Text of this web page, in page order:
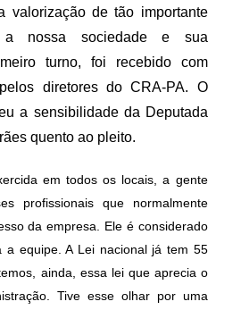
valorização de tão importante
a nossa sociedade e sua
turno, foi recebido com
diretores do CRA-PA. O
a sensibilidade da Deputada
quento ao pleito.
em todos os locais, a gente
profissionais que normalmente
da empresa. Ele é considerado
a equipe. A Lei nacional já tem 55
ainda, essa lei que aprecia o
Tive esse olhar por uma